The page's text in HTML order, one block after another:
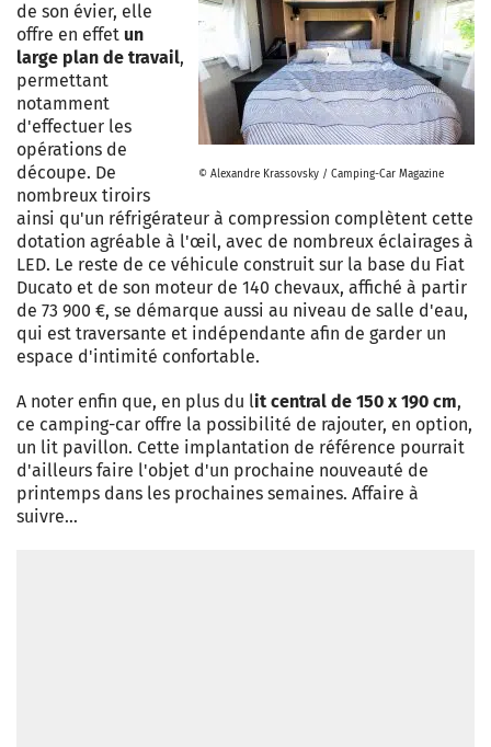
© Alexandre Krassovsky / Camping-Car Magazine
de son évier, elle
offre en effet un
large plan de travail,
permettant
notamment
d'effectuer les
opérations de
découpe. De
nombreux tiroirs
ainsi qu'un réfrigérateur à compression complètent cette
dotation agréable à l'œil, avec de nombreux éclairages à
LED. Le reste de ce véhicule construit sur la base du Fiat
Ducato et de son moteur de 140 chevaux, affiché à partir
de 73 900 €, se démarque aussi au niveau de salle d'eau,
qui est traversante et indépendante afin de garder un
espace d'intimité confortable.
A noter enfin que, en plus du lit central de 150 x 190 cm,
ce camping-car offre la possibilité de rajouter, en option,
un lit pavillon. Cette implantation de référence pourrait
d'ailleurs faire l'objet d'un prochaine nouveauté de
printemps dans les prochaines semaines. Affaire à
suivre…